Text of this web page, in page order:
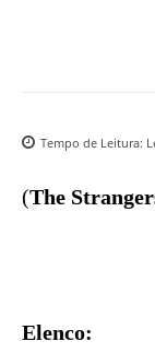
Tempo de Leitura:
(The
Elenco: